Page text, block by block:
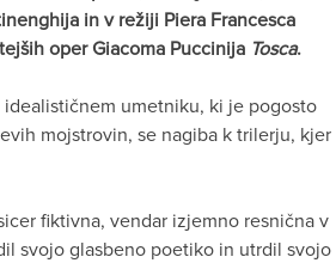
in v režiji Piera Francesca
oper Giacoma Puccinija Tosca.
umetniku, ki je pogosto
mojstrovin, se nagiba k trilerju, kjer
fiktivna, vendar izjemno resnična v
svojo glasbeno poetiko in utrdil svojo